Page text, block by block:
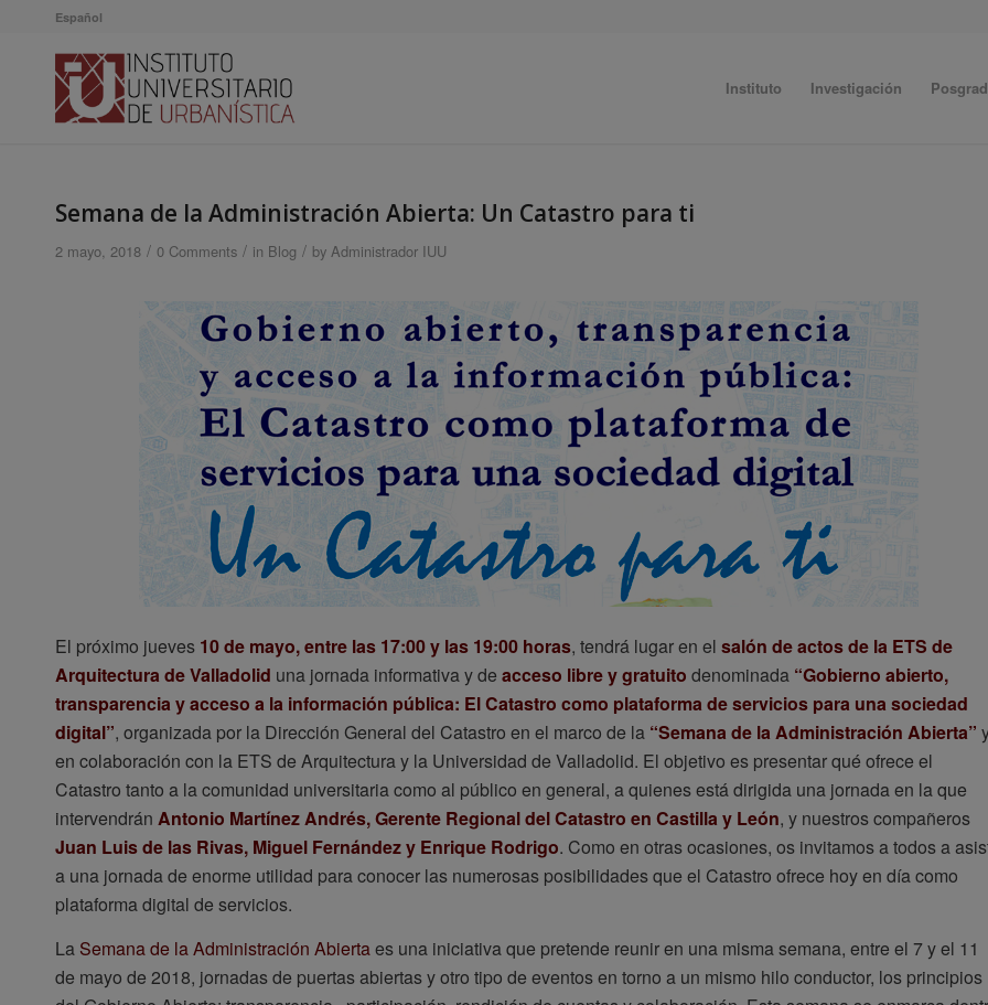
Español
Instituto Investigación
Semana de la Administración Abierta: Un Catastro para ti
2 mayo, 2018 / 0 Comments / in Blog / by Administrador IUU
El próximo jueves 10 de mayo, entre las 17:00 y las 19:00 horas, tendrá lugar en el salón de actos de la ETS de
Arquitectura de Valladolid una jornada informativa y de acceso libre y gratuito denominada “Gobierno abierto,
transparencia y acceso a la información pública: El Catastro como plataforma de servicios para una sociedad
digital”, organizada por la Dirección General del Catastro en el marco de la “Semana de la Administración Abierta”
en colaboración con la ETS de Arquitectura y la Universidad de Valladolid. El objetivo es presentar qué ofrece el
Catastro tanto a la comunidad universitaria como al público en general, a quienes está dirigida una jornada en la que
intervendrán Antonio Martínez Andrés, Gerente Regional del Catastro en Castilla y León, y nuestros compañeros
Juan Luis de las Rivas, Miguel Fernández y Enrique Rodrigo. Como en otras ocasiones, os invitamos a todos a
a una jornada de enorme utilidad para conocer las numerosas posibilidades que el Catastro ofrece hoy en día como
plataforma digital de servicios.
La Semana de la Administración Abiertaes una iniciativa que pretende reunir en una misma semana, entre el 7 y el 11
de mayo de 2018, jornadas de puertas abiertas y otro tipo de eventos en torno a un mismo hilo conductor, los principios